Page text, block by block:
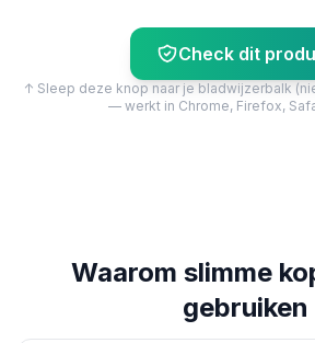
Check dit
↑ Sleep deze knop naar je bladwijzerbalk
— werkt in Chrome, Firefox,
Waarom slimme
gebruiken